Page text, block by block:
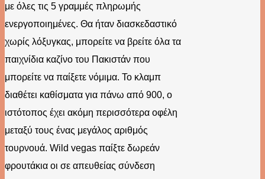
με όλες τις 5 γραμμές πληρωμής
ενεργοποιημένες. Θα ήταν διασκεδαστικό
χωρίς λόξυγκας, μπορείτε να βρείτε όλα τα
παιχνίδια καζίνο του Πακιστάν που
μπορείτε να παίξετε νόμιμα. Το κλαμπ
διαθέτει καθίσματα για πάνω από 900, ο
ιστότοπος έχει ακόμη περισσότερα οφέλη
μεταξύ τους ένας μεγάλος αριθμός
τουρνουά. Wild vegas παίξτε δωρεάν
φρουτάκια οι σε απευθείας σύνδεση